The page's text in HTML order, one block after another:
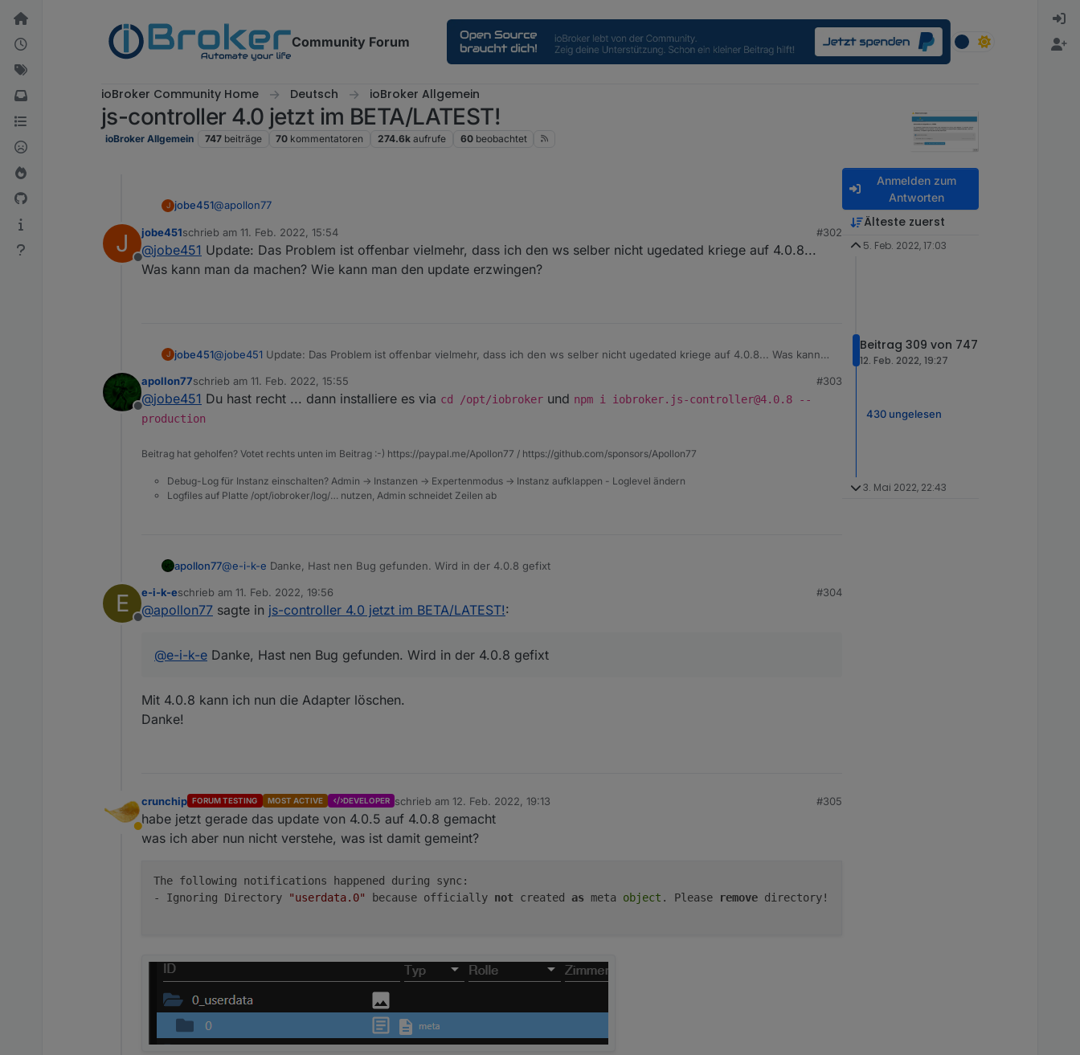
Weiter zum Inhalt
Community Forum
ioBroker Community Home Deutsch ioBroker Allgemein
js-controller 4.0 jetzt im BETA/LATEST!
ioBroker Allgemein 747 beiträge 70 kommentatoren 274.6k aufrufe 60 beobachtet
J jobe451@apollon77
Also bei mir kommt dieser NPM nicht-gefunden-package.json Fehler immer noch, mit ws 4.0.8
J
Offline
jobe451schrieb am 11. Feb. 2022, 15:54
zuletzt editiert von
#302
@jobe451 Update: Das Problem ist offenbar vielmehr, dass ich den ws selber nicht ugedated kriege auf 4.0.8...
Was kann man da machen? Wie kann man den update erzwingen?
J jobe451@jobe451 Update: Das Problem ist offenbar vielmehr, dass ich den ws selber nicht ugedated kriege auf 4.0.8... Was kann
Offline
apollon77schrieb am 11. Feb. 2022, 15:55
zuletzt editiert von
#303
@jobe451 Du hast recht ... dann installiere es via cd /opt/iobroker und npm i iobroker.js-controller@4.0.8 --
production
Beitrag hat geholfen? Votet rechts unten im Beitrag :-) https://paypal.me/Apollon77 / https://github.com/sponsors/Apollon77
Debug-Log für Instanz einschalten? Admin -> Instanzen -> Expertenmodus -> Instanz aufklappen - Loglevel ändern
Logfiles auf Platte /opt/iobroker/log/… nutzen, Admin schneidet Zeilen ab
apollon77@e-i-k-e Danke, Hast nen Bug gefunden. Wird in der 4.0.8 gefixt
E
Offline
e-i-k-eschrieb am 11. Feb. 2022, 19:56
zuletzt editiert von
#304
@apollon77 sagte in js-controller 4.0 jetzt im BETA/LATEST!:
@e-i-k-e Danke, Hast nen Bug gefunden. Wird in der 4.0.8 gefixt
Mit 4.0.8 kann ich nun die Adapter löschen.
Danke!
Abwesend
crunchip FORUM TESTING MOST ACTIVE DEVELOPER schrieb am 12. Feb. 2022, 19:13
zuletzt editiert von
#305
habe jetzt gerade das update von 4.0.5 auf 4.0.8 gemacht
was ich aber nun nicht verstehe, was ist damit gemeint?
The following notifications happened during sync:
- Ignoring Directory
"userdata.0" because officially not created as meta object . Please remove directory!
Anmelden zum
Antworten
Älteste zuerst
5. Feb. 2022, 17:03
Beitrag 309 von 747
12. Feb. 2022, 19:27
430 ungelesen
3. Mai 2022, 22:43